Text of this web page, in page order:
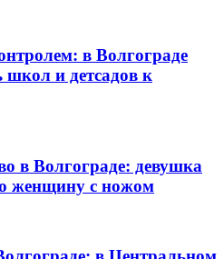
в Волгограде
школ и детсадов к
в Волгограде: девушка
женщину с ножом